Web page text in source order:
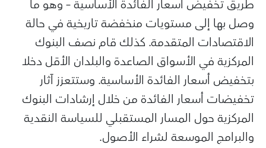
طريق تخفيض أسعار الفائدة الأساسية – وهو ما
وصل بها إلى مستويات منخفضة تاريخية في حالة
الاقتصادات المتقدمة. كذلك قام نصف البنوك
المركزية في الأسواق الصاعدة والبلدان الأقل دخلا
بتخفيض أسعار الفائدة الأساسية. وستتعزز آثار
تخفيضات أسعار الفائدة من خلال إرشادات البنوك
المركزية حول المسار المستقبلي للسياسة النقدية
والبرامج الموسعة لشراء الأصول.